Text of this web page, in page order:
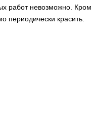
работ невозможно.
красить.